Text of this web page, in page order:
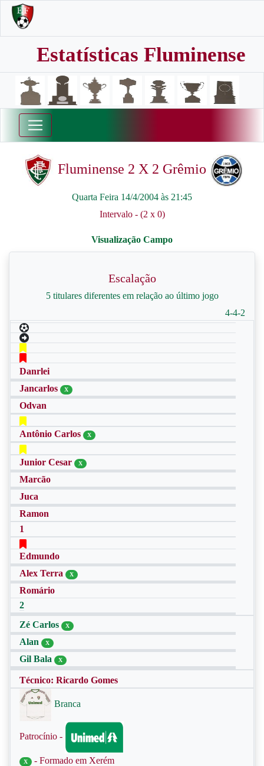
Estatísticas Fluminense
Fluminense 2 X 2 Grêmio
Quarta Feira 14/4/2004 às 21:45
Intervalo - (2 x 0)
Escalação
5 titulares diferentes em relação ao último jogo
4-4-2
Danrlei
Jancarlos
X
Odvan
Antônio Carlos X
Junior Cesar X
Marcão
Juca
Ramon
1
Edmundo
Alex Terra
X
Romário
2
Zé Carlos
X
Alan X
Gil Bala X
Técnico: Ricardo Gomes
Branca
Patrocínio -
X - Formado em Xerém